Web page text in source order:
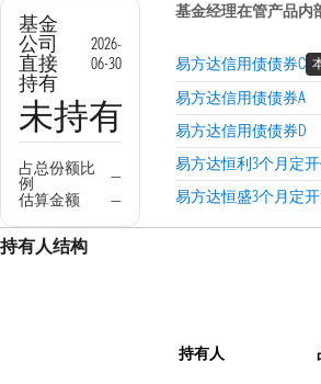
基金
公司
直接
持有
2026-
06-30
未持有
占总份额比
例
—
估算金额
—
易方达信用债债券C
易方达信用债债券A
易方达信用债债券D
易方达恒利3个月定
易方达恒盛3个月定
持有人结构
持有人